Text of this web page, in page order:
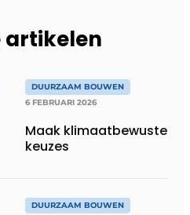
artikelen
DUURZAAM BOUWEN
6 FEBRUARI 2026
Maak klimaatbewuste
keuzes
DUURZAAM BOUWEN